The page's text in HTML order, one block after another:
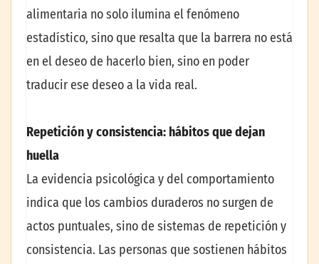
alimentaria no solo ilumina el fenómeno
estadístico, sino que resalta que la barrera no está
en el deseo de hacerlo bien, sino en poder
traducir ese deseo a la vida real.
Repetición y consistencia: hábitos que dejan
huella
La evidencia psicológica y del comportamiento
indica que los cambios duraderos no surgen de
actos puntuales, sino de sistemas de repetición y
consistencia. Las personas que sostienen hábitos